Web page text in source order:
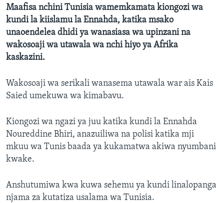
Maafisa nchini Tunisia wamemkamata kiongozi wa
kundi la kiislamu la Ennahda, katika msako
unaoendelea dhidi ya wanasiasa wa upinzani na
wakosoaji wa utawala wa nchi hiyo ya Afrika
kaskazini.
Wakosoaji wa serikali wanasema utawala war ais Kais
Saied umekuwa wa kimabavu.
Kiongozi wa ngazi ya juu katika kundi la Ennahda
Noureddine Bhiri, anazuiliwa na polisi katika mji
mkuu wa Tunis baada ya kukamatwa akiwa nyumbani
kwake.
Anshutumiwa kwa kuwa sehemu ya kundi linalopanga
njama za kutatiza usalama wa Tunisia.